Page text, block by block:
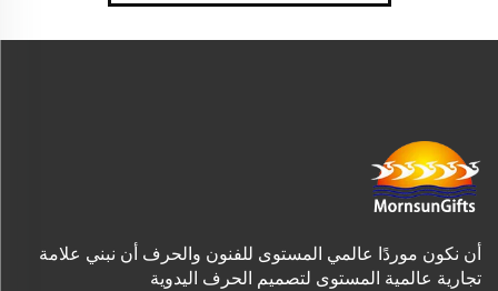
أن نكون موردًا عالمي المستوى للفنون والحرف أن نبني علامة
تجارية عالمية المستوى لتصميم الحرف اليدوية